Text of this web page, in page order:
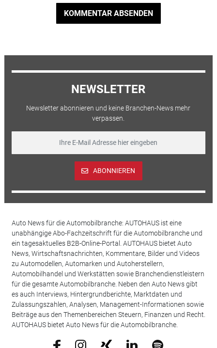
KOMMENTAR ABSENDEN
NEWSLETTER
Newsletter abonnieren und keine Branchen-News mehr
verpassen.
ABONNIEREN
Auto News für die Automobilbranche: AUTOHAUS ist eine
unabhängige Abo-Fachzeitschrift für die Automobilbranche und
ein tagesaktuelles B2B-Online-Portal. AUTOHAUS bietet Auto
News, Wirtschaftsnachrichten, Kommentare, Bilder und Videos
zu Automodellen, Automarken und Autoherstellern,
Automobilhandel und Werkstätten sowie Branchendienstleistern
für die gesamte Automobilbranche. Neben den Auto News gibt
es auch Interviews, Hintergrundberichte, Marktdaten und
Zulassungszahlen, Analysen, Management-Informationen sowie
Beiträge aus den Themenbereichen Steuern, Finanzen und Recht.
AUTOHAUS bietet Auto News für die Automobilbranche.